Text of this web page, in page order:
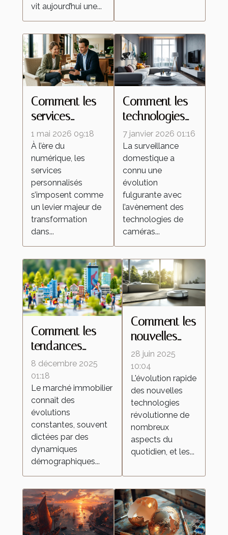
vit aujourd’hui une...
Comment les
services
personnalisés
redéfinissent
les attentes
dans l'industrie
1 mai 2026 09:18
À l’ère du
numérique, les
services
personnalisés
s’imposent comme
un levier majeur de
transformation
dans...
Comment les
technologies
de caméras
espion
transforment la
surveillance
domestique ?
7 janvier 2026 01:16
La surveillance
domestique a
connu une
évolution
fulgurante avec
l’avènement des
technologies de
caméras...
Comment les
tendances
démographiques
influencent-elles
le marché
immobilier ?
8 décembre 2025
01:18
Le marché immobilier
connaît des
évolutions
constantes, souvent
dictées par des
dynamiques
démographiques...
Comment les
nouvelles
technologies
transforment-
elles les
aspirateurs
autonomes ?
28 juin 2025
10:04
L'évolution rapide
des nouvelles
technologies
révolutionne de
nombreux
aspects du
quotidien, et les...